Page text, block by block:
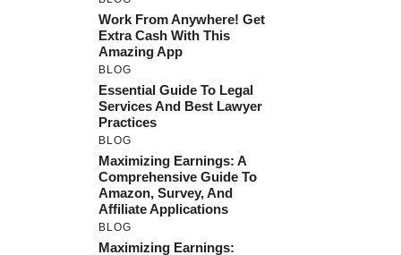
Work From Anywhere! Get
Extra Cash With This
Amazing App
BLOG
Essential Guide To Legal
Services And Best Lawyer
Practices
BLOG
Maximizing Earnings: A
Comprehensive Guide To
Amazon, Survey, And
Affiliate Applications
BLOG
Maximizing Earnings: